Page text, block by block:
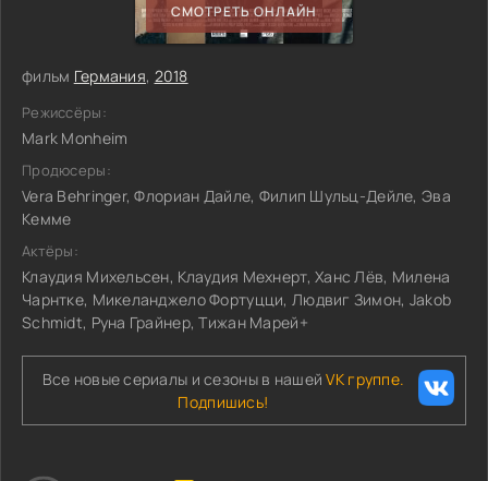
СМОТРЕТЬ ОНЛАЙН
фильм Германия, 2018
Режиссёры:
Mark Monheim
Продюсеры:
Vera Behringer, Флориан Дайле, Филип Шульц-Дейле, Эва
Кемме
Актёры:
Клаудия Михельсен, Клаудия Мехнерт, Ханс Лёв, Милена
Чарнтке, Микеланджело Фортуцци, Людвиг Зимон, Jakob
Schmidt, Руна Грайнер, Тижан Марей+
Все новые сериалы и сезоны в нашейVK группе.
Подпишись!